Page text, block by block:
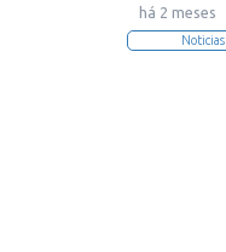
há 2 meses
Noticias